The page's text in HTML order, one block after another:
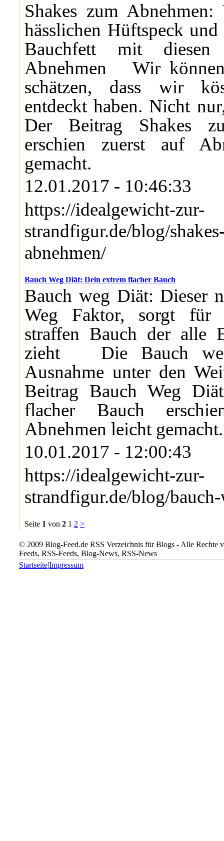
Shakes zum Abnehmen:
hässlichen Hüftspeck
Bauchfett mit diesen
Abnehmen Wir
schätzen, dass wir
entdeckt haben. Nicht
Der Beitrag Shakes
erschien zuerst auf
gemacht.
12.01.2017 - 10:46:33
https://idealgewicht-zur-
strandfigur.de/blog/
abnehmen/
Bauch Weg Diät: Dein extrem flacher Bauch
Bauch weg Diät: Dieser
Weg Faktor, sorgt für
straffen Bauch der alle
zieht Die Bauch
Ausnahme unter den
Beitrag Bauch Weg
flacher Bauch
Abnehmen leicht gemacht.
10.01.2017 - 12:00:43
https://idealgewicht-zur-
strandfigur.de/blog/
Seite 1 von 2 1 2 >
© 2009 Blog-Feed.de RSS Verzeichnis für Blogs - Alle Rechte
Feeds, RSS-Feeds, Blog-News, RSS-News
Startseite|Impressum